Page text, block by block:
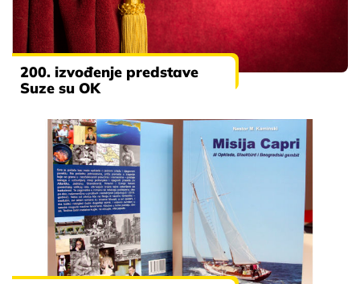
200. izvođenje predstave
Suze su OK